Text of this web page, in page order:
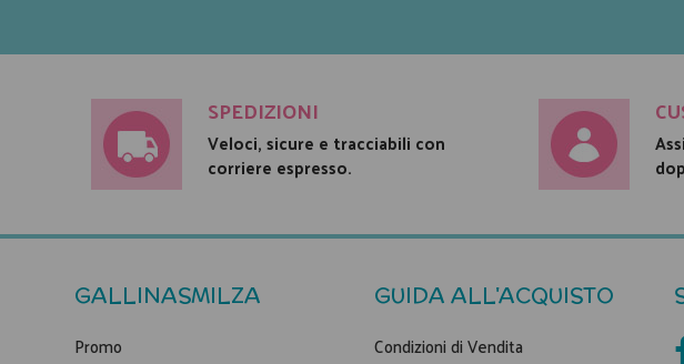
SPEDIZIONI
Veloci, sicure e tracciabili con
corriere espresso.
GALLINASMILZA
Promo
GUIDA ALL'ACQUISTO
Condizioni di Vendita